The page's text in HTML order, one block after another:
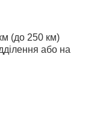
(до 250 км)
або на